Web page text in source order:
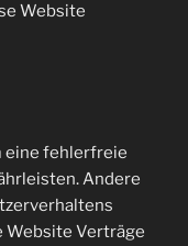
Website
eine fehlerfreie
Andere
Website Verträge